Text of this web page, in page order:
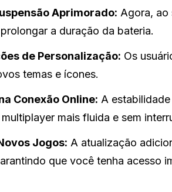
Aprimorado: Agora, ao
a duração da bateria.
de Personalização: Os
temas e ícones.
Conexão Online: A
mais fluida e sem
Jogos: A atualização
que você tenha acesso